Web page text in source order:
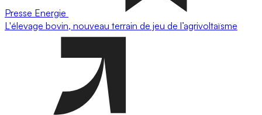
Presse Energie
L'élevage bovin, nouveau terrain de jeu de l’agrivoltaïsme